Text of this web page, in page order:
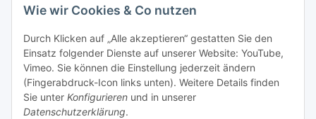
Wie wir Cookies & Co nutzen
Durch Klicken auf „Alle akzeptieren“ gestatten Sie den
Einsatz folgender Dienste auf unserer Website: YouTube,
Vimeo. Sie können die Einstellung jederzeit ändern
(Fingerabdruck-Icon links unten). Weitere Details finden
Sie unter Konfigurieren und in unserer
Datenschutzerklärung.
Informationen
036204. 803903
Achtung!!!